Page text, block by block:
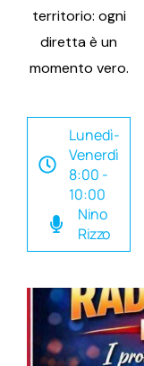
territorio: ogni
diretta è un
momento vero.
Lunedì-
Venerdì
8:00 -
10:00
Nino
Rizzo